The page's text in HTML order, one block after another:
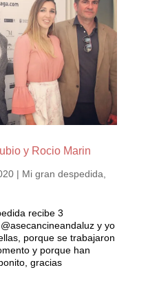
y Rocio Marin
| Mi gran despedida,
recibe 3
y yo
porque se trabajaron
y porque han
gracias